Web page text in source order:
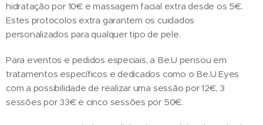
hidratação por 10€ e massagem facial extra desde os 5€.
Estes protocolos extra garantem os cuidados
personalizados para qualquer tipo de pele.
Para eventos e pedidos especiais, a Be.U pensou em
tratamentos específicos e dedicados como o Be.U Eyes
com a possibilidade de realizar uma sessão por 12€, 3
sessões por 33€ e cinco sessões por 50€.